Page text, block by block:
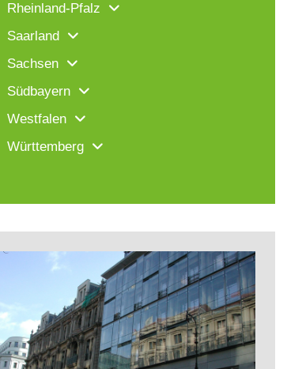
Rheinland-Pfalz
Saarland
Sachsen
Südbayern
Westfalen
Württemberg